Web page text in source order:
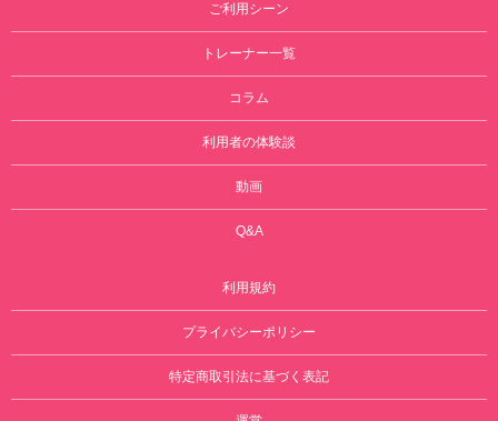
ご利用シーン
トレーナー一覧
コラム
利用者の体験談
動画
Q&A
利用規約
プライバシーポリシー
特定商取引法に基づく表記